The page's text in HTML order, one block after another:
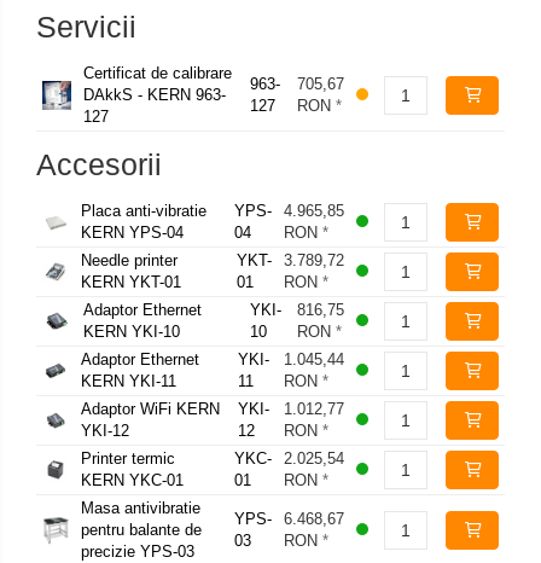
Servicii
Certificat de calibrare
DAkkS - KERN 963-
127
963-
127
705,67
RON*
Accesorii
Placa anti-vibratie
KERN YPS-04
YPS-
04
4.965,85
RON *
Needle printer
KERN YKT-01
YKT-
01
3.789,72
RON *
Adaptor Ethernet
KERN YKI-10
YKI-
10
816,75
RON*
Adaptor Ethernet
KERN YKI-11
YKI-
11
1.045,44
RON *
Adaptor WiFi KERN
YKI-12
YKI-
12
1.012,77
RON *
Printer termic
KERN YKC-01
YKC-
01
2.025,54
RON *
Masa antivibratie
pentru balante de
precizie YPS-03
YPS-
03
6.468,67
RON *